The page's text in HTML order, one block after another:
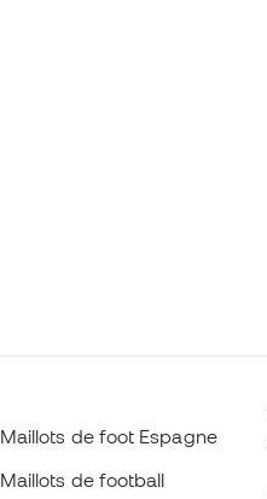
Maillots de foot Espagne
Maillots de football